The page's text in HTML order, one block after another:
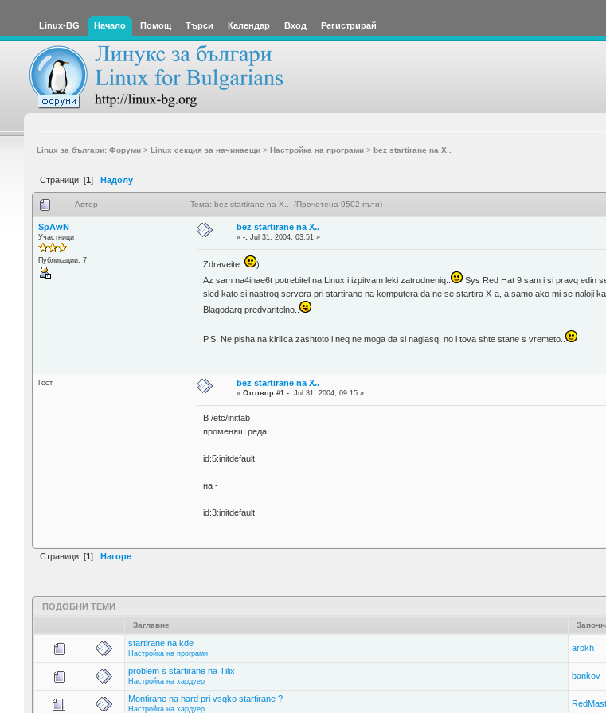
Linux-BG Начало Помощ Търси Календар Вход Регистрирай
Linux за българи: Форуми> Linux секция за начинаещи> Настройка на програми> bez startirane na X..
Страници: [1] Надолу
Автор Тема: bez startirane na X.. (Прочетена 9502 пъти)
SpAwN
Участници
Публикации: 7
bez startirane na X..
«-: Jul 31, 2004, 03:51 »
Zdraveite..
)
Az sam na4inae6t potrebitel na Linux i izpitvam leki zatrudneniq..
Sys Red Hat 9 sam i si pravq edin
sled kato si nastroq servera pri startirane na komputera da ne se startira X-a, a samo ako mi se naloji
Blagodarq predvaritelno..
P.S. Ne pisha na kirilica zashtoto i neq ne moga da si naglasq, no i tova shte stane s vremeto..
Гост bez startirane na X..
«Отговор #1 -: Jul 31, 2004, 09:15 »
В /etc/inittab
променяш реда:
id:5:initdefault:
на -
id:3:initdefault:
Страници: [1] Нагоре
ПОДОБНИ ТЕМИ
Заглавие
startirane na kde
Настройка на програми
arokh
problem s startirane na Tilix
Настройка на хардуер
bankov
Montirane na hard pri vsqko startirane ?
Настройка на хардуер